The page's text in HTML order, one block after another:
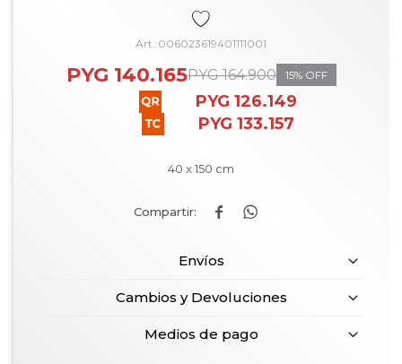
006023619401111001
PYG 140.165PYG 164.900 15
PYG 126.149
PYG 133.157
40 x 150 cm
 
Envíos
Cambios y Devoluciones
Medios de pago